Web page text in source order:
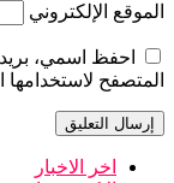
الموقع الإلكتروني
احفظ اسمي،
المتصفح لاستخدامها
اخر الاخبار